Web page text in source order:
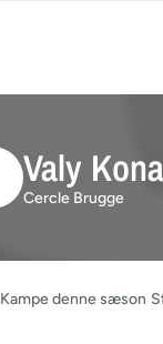
Valy
Cercle Brugge
Kampe denne sæson